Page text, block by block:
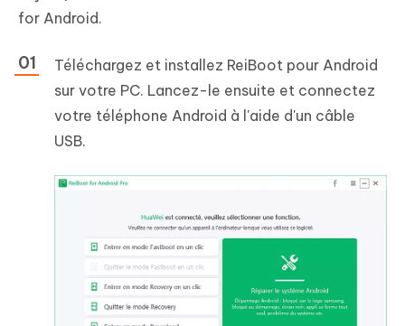
for Android.
Téléchargez et installez ReiBoot pour Android
sur votre PC. Lancez-le ensuite et connectez
votre téléphone Android à l'aide d'un câble
USB.